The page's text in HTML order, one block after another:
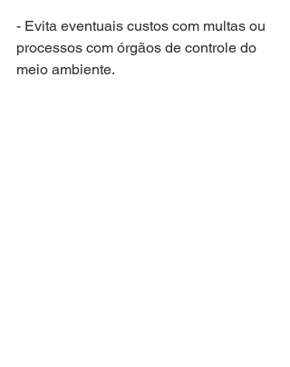
- Evita eventuais custos com multas ou
processos com órgãos de controle do
meio ambiente.